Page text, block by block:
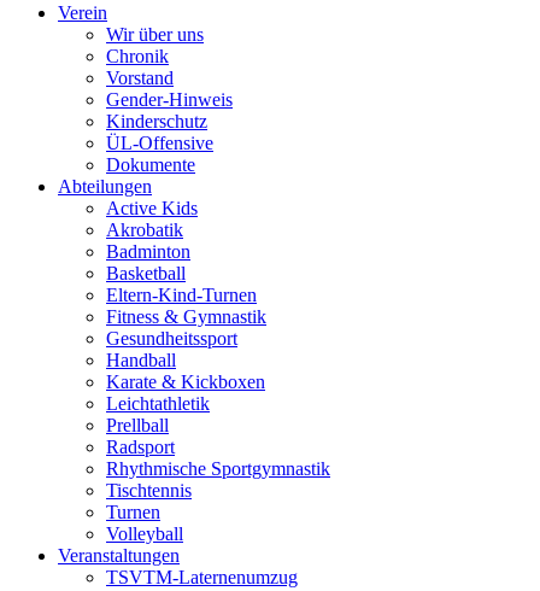
Verein
Wir über uns
Chronik
Vorstand
Gender-Hinweis
Kinderschutz
ÜL-Offensive
Dokumente
Abteilungen
Active Kids
Akrobatik
Badminton
Basketball
Eltern-Kind-Turnen
Fitness & Gymnastik
Gesundheitssport
Handball
Karate & Kickboxen
Leichtathletik
Prellball
Radsport
Rhythmische Sportgymnastik
Tischtennis
Turnen
Volleyball
Veranstaltungen
TSVTM-Laternenumzug